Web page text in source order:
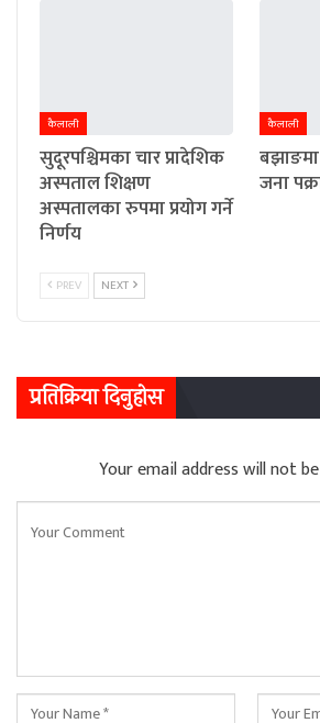
कैलाली
सुदूरपश्चिमका चार प्रादेशिक
अस्पताल शिक्षण
अस्पतालका रुपमा प्रयोग गर्ने
निर्णय
कैलाली
जना
PREV NEXT
प्रतिक्रिया दिनुहोस
Your email address will not